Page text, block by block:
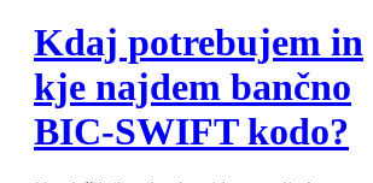
Kdaj potrebujem in
kje najdem bančno
BIC-SWIFT kodo?